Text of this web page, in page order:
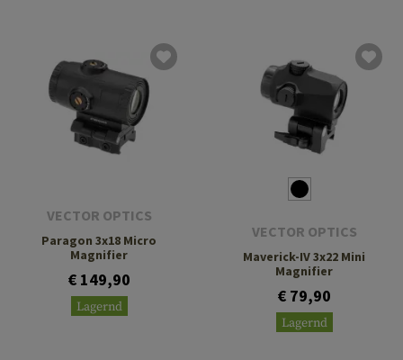
VECTOR OPTICS
Paragon 3x18 Micro
Magnifier
€ 149,90
Lagernd
VECTOR OPTICS
Maverick-IV 3x22 Mini
Magnifier
€ 79,90
Lagernd